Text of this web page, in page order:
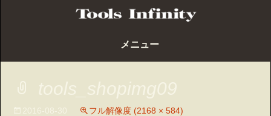
メニュー
ン
ツ
へ
tools_shopimg09
2016-08-30 フル解像度 (2168 × 584)